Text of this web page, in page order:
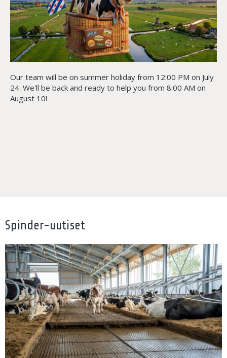
Our team will be on summer holiday from 12:00 PM on July
24. We'll be back and ready to help you from 8:00 AM on
August 10!
Spinder-uutiset